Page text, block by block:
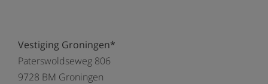
Vestiging Groningen*
Paterswoldseweg 806
9728 BM Groningen